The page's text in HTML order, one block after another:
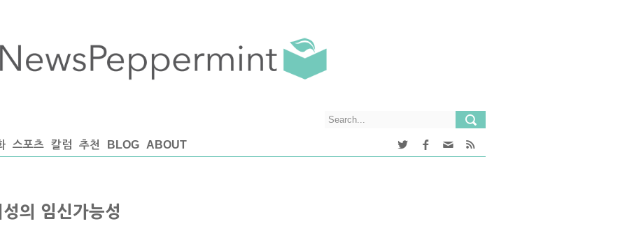
스포츠 칼럼 추천 BLOG ABOUT
의 임신가능성